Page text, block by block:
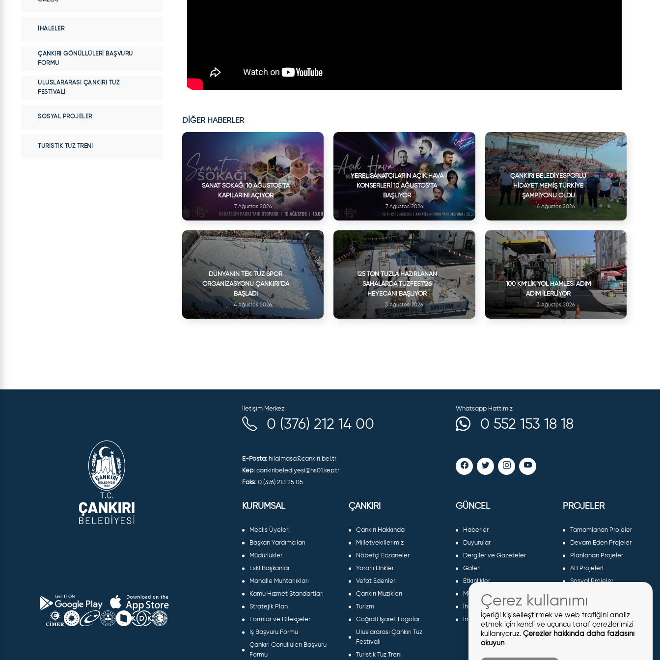
DİĞER HABERLER
SANAT SOKAĞI 10 AĞUSTOS’TA
KAPILARINI AÇIYOR
7 Ağustos 2026
YEREL SANATÇILARIN AÇIK HAVA
KONSERLERI 10 AĞUSTOS’TA
BAŞLIYOR
7 Ağustos 2026
ÇANKIRI BELEDIYESPORLU
HIDAYET MEMIŞ TÜRKIYE
ŞAMPIYONU OLDU
6 Ağustos 2026
DÜNYANIN TEK TUZ SPOR
ORGANIZASYONU ÇANKIRI’DA
BAŞLADI
4 Ağustos 2026
125 TON TUZLA HAZIRLANAN
SAHALARDA TUZFEST'26
HEYECANI BAŞLIYOR
3 Ağustos 2026
100 KM’LIK YOL HAMLESI ADIM
ADIM İLERLIYOR
3 Ağustos 2026
İHALELER
ÇANKIRI GÖNÜLLÜLERI BAŞVURU
FORMU
ULUSLARARASI ÇANKIRI TUZ
FESTIVALI
SOSYAL PROJELER
TURISTIK TUZ TRENI
İletişim Merkezi
0 (376) 212 14 00
Whatsapp Hattımız
0 552 153 18 18
E-Posta: hilalmasa@cankiri.bel.tr
Kep: cankiribelediyesi@hs01.kep.tr
Faks: 0 (376) 213 25 05
KURUMSAL
Meclis Üyeleri
Başkan Yardımcıları
Müdürlükler
Eski Başkanlar
Mahalle Muhtarlıkları
Kamu Hizmet Standartları
Stratejik Plan
Formlar ve Dilekçeler
İş Başvuru Formu
Çankırı Gönüllüleri Başvuru
Formu
ÇANKIRI
Çankırı Hakkında
Milletvekillerimiz
Nöbetçi Eczaneler
Yararlı Linkler
Vefat Edenler
Çankırı Müzikleri
Turizm
Coğrafi İşaret Logolar
Uluslararası Çankırı Tuz
Festivali
Turistik Tuz Treni
GÜNCEL
Haberler
Duyurular
Dergiler ve Gazeteler
Galeri
Etkinlikler
Meclis Kararları
İhaleler
İmar İlanları
PROJELER
Tamamlanan Projeler
Devam Eden Projeler
Planlanan Projeler
AB Projeleri
Sosyal Projeler
Çerez kullanımı
İçeriği kişiselleştirmek ve web trafiğini analiz
etmek için kendi ve üçüncü taraf çerezlerimizi
kullanıyoruz. Çerezler hakkında daha fazlasını
okuyun